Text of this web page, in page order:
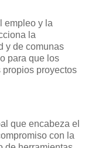
empleo y la
la
y de comunas
para que los
proyectos
que encabeza el
con la